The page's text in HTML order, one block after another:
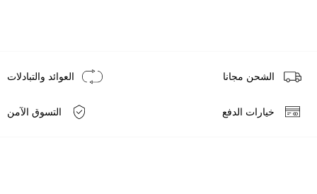
الشحن مجانا العوائد والتبادلات
خيارات الدفع التسوق الآمن